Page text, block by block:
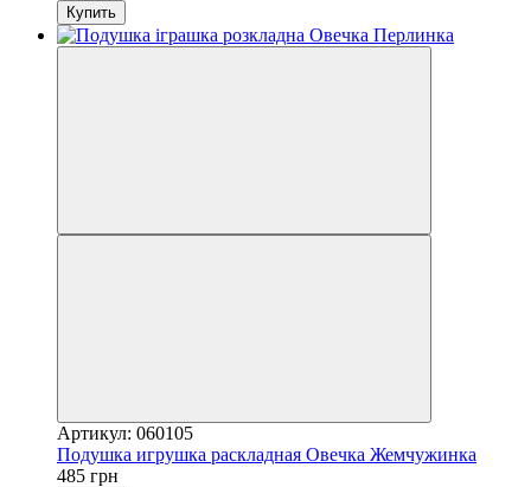
Купить
Артикул: 060105
Подушка игрушка раскладная Овечка Жемчужинка
485 грн